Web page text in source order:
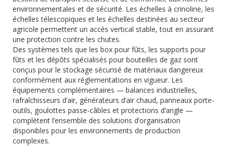
environnementales et de sécurité. Les échelles à crinoline, les
échelles télescopiques et les échelles destinées au secteur
agricole permettent un accès vertical stable, tout en assurant
une protection contre les chutes.
Des systèmes tels que les box pour fûts, les supports pour
fûts et les dépôts spécialisés pour bouteilles de gaz sont
conçus pour le stockage sécurisé de matériaux dangereux
conformément aux réglementations en vigueur. Les
équipements complémentaires — balances industrielles,
rafraîchisseurs d’air, générateurs d’air chaud, panneaux porte-
outils, goulottes passe-câbles et protections d’angle —
complètent l’ensemble des solutions d’organisation
disponibles pour les environnements de production
complexes.